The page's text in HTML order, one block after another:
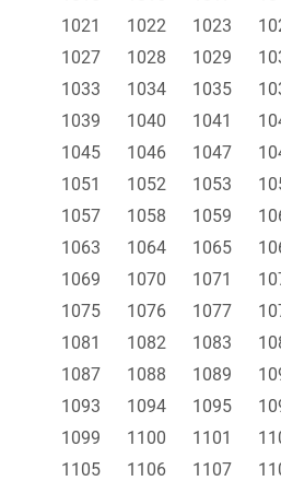
1021
1022 1023
1027
1028 1029
1033
1034 1035
1039
1040 1041
1045
1046 1047
1051
1052 1053
1057
1058 1059
1063
1064 1065
1069
1070 1071
1075
1076 1077
1081
1082 1083
1087
1088 1089
1093
1094 1095
1099
1100 1101
1105
1106 1107